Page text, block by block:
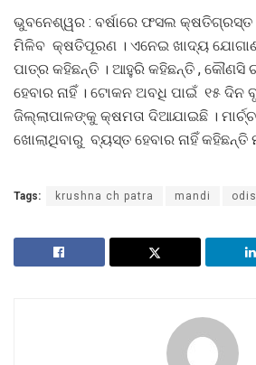
ଭୁବନେଶ୍ୱର : ବର୍ଷାରେ ଫସଲ
ମିଳିବ କ୍ଷତିପୂରଣ । ଏନେଇ ଖାଦ୍ୟ
ପାତ୍ର କହିଛନ୍ତି । ଆହୁରି କହିଛନ୍ତି , କୌଣସି
ହେବାର ନାହିଁ । ଟୋକନ ଅବଧି ପାଇଁ ୧୫ ଦିନ
ଜିଲ୍ଲାପାଳଙ୍କୁ କ୍ଷମତା ଦିଆଯାଇଛି ।
ଖୋଲାଥିବାରୁ ବ୍ୟସ୍ତ ହେବାର ନାହିଁ କହିଛନ୍ତି
Tags: krushna ch patra mandi